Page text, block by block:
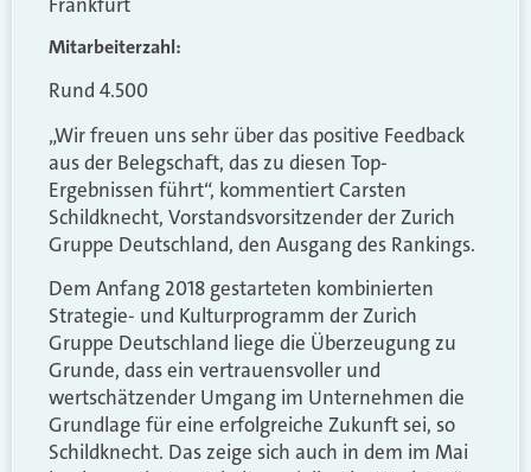
Mitarbeiterzahl:
Rund 4.500
„Wir freuen uns sehr über das positive Feedback
aus der Belegschaft, das zu diesen Top-
Ergebnissen führt“, kommentiert Carsten
Schildknecht, Vorstandsvorsitzender der Zurich
Gruppe Deutschland, den Ausgang des Rankings.
Dem Anfang 2018 gestarteten kombinierten
Strategie- und Kulturprogramm der Zurich
Gruppe Deutschland liege die Überzeugung zu
Grunde, dass ein vertrauensvoller und
wertschätzender Umgang im Unternehmen die
Grundlage für eine erfolgreiche Zukunft sei, so
Schildknecht. Das zeige sich auch in dem im Mai